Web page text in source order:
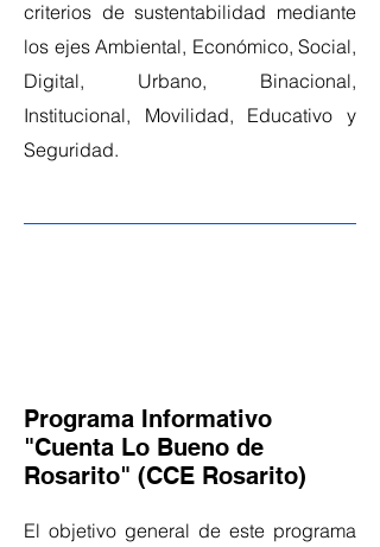
criterios de sustentabilidad mediante
los ejes Ambiental, Económico, Social,
Digital, Urbano, Binacional,
Institucional, Movilidad, Educativo y
Seguridad.
Programa Informativo
"Cuenta Lo Bueno de
Rosarito" (CCE Rosarito)
El objetivo general de este programa